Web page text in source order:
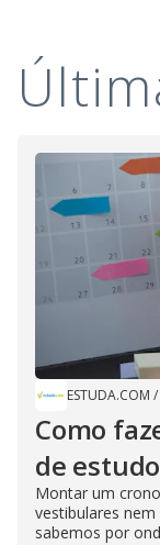
ESTUDA.COM /
Como
de
Montar um
vestibulares
sabemos por